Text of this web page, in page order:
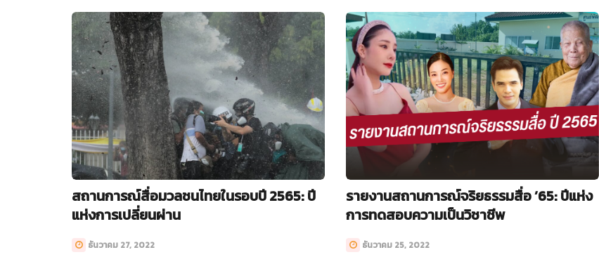
สถานการณ์สื่อมวลชนไทยในรอบปี 2565: ปี
แห่งการเปลี่ยนผ่าน
ธันวาคม 27, 2022
รายงานสถานการณ์จริยธรรมสื่อ ’65: ปีแห่ง
การทดสอบความเป็นวิชาชีพ
ธันวาคม 25, 2022